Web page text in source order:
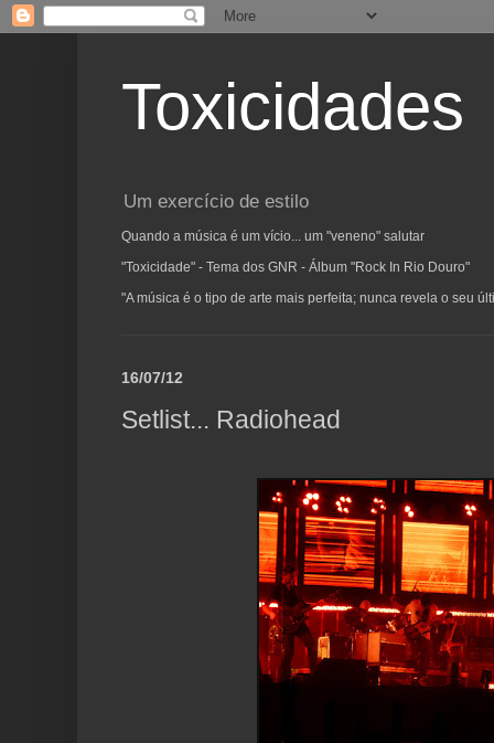
Toxicidades
Um exercício de estilo
Quando a música é um vício... um "veneno" salutar
"Toxicidade" - Tema dos GNR - Álbum "Rock In Rio Douro"
"A música é o tipo de arte mais perfeita; nunca revela o seu
16/07/12
Setlist... Radiohead